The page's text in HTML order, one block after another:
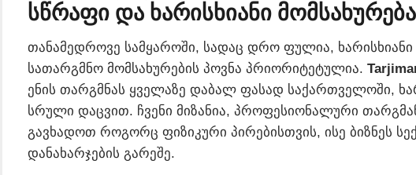
სწრაფი და ხარისხიანი
თანამედროვე სამყაროში, სადაც დრო ფულია,
სათარგმნო მომსახურების პოვნა პრიორიტეტულია.
ენის თარგმნას ყველაზე დაბალ ფასად საქართველოში,
სრული დაცვით. ჩვენი მიზანია, პროფესიონალური
გავხადოთ როგორც ფიზიკური პირებისთვის, ისე ბიზნეს
დანახარჯების გარეშე.